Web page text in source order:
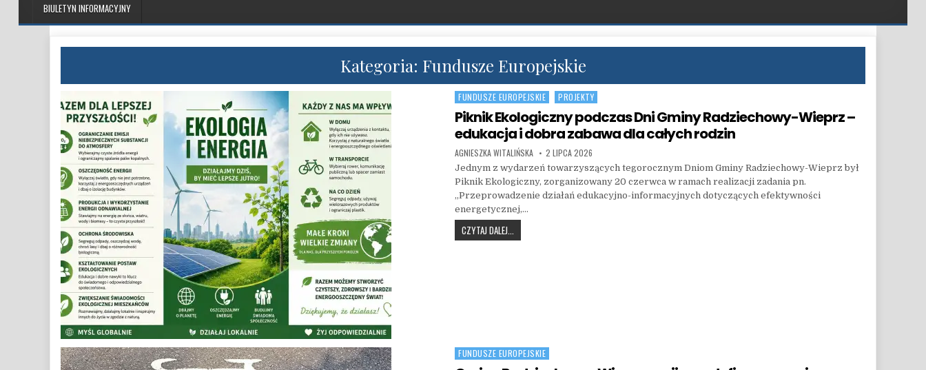
BIULETYN INFORMACYJNY
Kategoria: Fundusze Europejskie
Posted in
FUNDUSZE EUROPEJSKIE PROJEKTY
Piknik Ekologiczny podczas Dni Gminy Radziechowy-Wieprz –
edukacja i dobra zabawa dla całych rodzin
AUTHOR:
AGNIESZKA WITALIŃSKA PUBLISHED DATE:
2 LIPCA 2026
Jednym z wydarzeń towarzyszących tegorocznym Dniom Gminy Radziechowy-Wieprz był
Piknik Ekologiczny, zorganizowany 20 czerwca w ramach realizacji zadania pn.
„Przeprowadzenie działań edukacyjno-informacyjnych dotyczących efektywności
energetycznej,…
CZYTAJ DALEJ...
Posted in
FUNDUSZE EUROPEJSKIE